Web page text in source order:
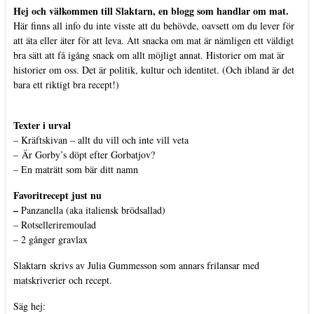
Hej och välkommen till Slaktarn, en blogg som handlar om mat.
Här finns all info du inte visste att du behövde, oavsett om du lever för
att äta eller äter för att leva. Att snacka om mat är nämligen ett väldigt
bra sätt att få igång snack om allt möjligt annat. Historier om mat är
historier om oss. Det är politik, kultur och identitet. (Och ibland är det
bara ett riktigt bra recept!)
Texter i urval
– Kräftskivan – allt du vill och inte vill veta
– Är Gorby’s döpt efter Gorbatjov?
– En maträtt som bär ditt namn
Favoritrecept just nu
– Panzanella (aka italiensk brödsallad)
– Rotselleriremoulad
– 2 gånger gravlax
Slaktarn skrivs av Julia Gummesson som annars frilansar med
matskriverier och recept.
Säg hej: